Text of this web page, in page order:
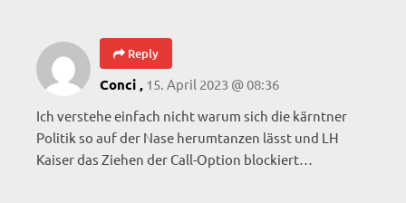
Reply
Conci , 15. April 2023 @ 08:36
Ich verstehe einfach nicht warum sich die kärntner
Politik so auf der Nase herumtanzen lässt und LH
Kaiser das Ziehen der Call-Option blockiert…